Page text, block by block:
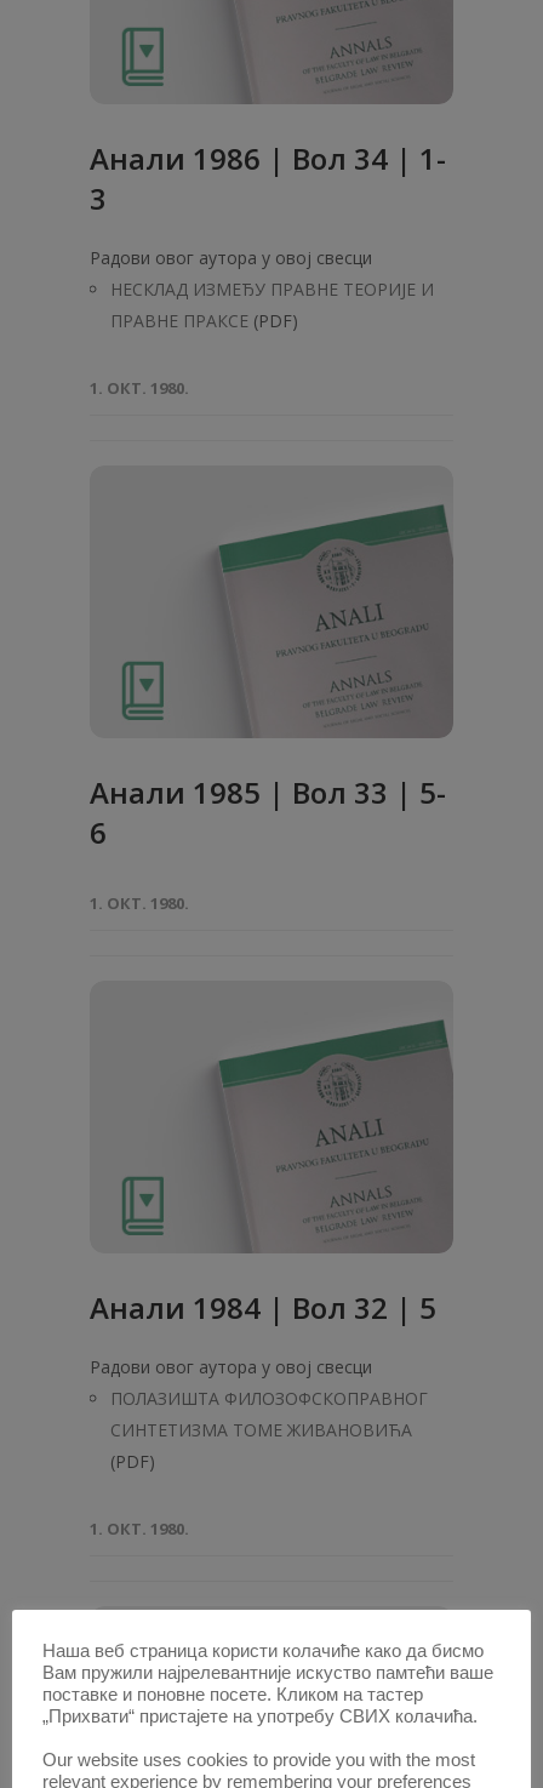
Анaли 1986 | Вол 34 | 1-
3
Радови овог аутора у овој свесци
НЕСКЛАД ИЗМЕЂУ ПРАВНЕ ТЕОРИЈЕ И
ПРАВНЕ ПРАКСЕ (PDF)
1. ОКТ. 1980.
Анaли 1985 | Вол 33 | 5-
6
1. ОКТ. 1980.
Анaли 1984 | Вол 32 | 5
Радови овог аутора у овој свесци
ПОЛАЗИШТА ФИЛОЗОФСКОПРАВНОГ
СИНТЕТИЗМА ТОМЕ ЖИВАНОВИЋА
(PDF)
1. ОКТ. 1980.
Наша веб страница користи колачиће како да бисмо
Вам пружили најрелевантније искуство памтећи ваше
поставке и поновне посете. Кликом на тастер
„Прихвати“ пристајете на употребу СВИХ колачића.
Our website uses cookies to provide you with the most
relevant experience by remembering your preferences